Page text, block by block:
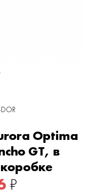
Optima
GT, в
₽